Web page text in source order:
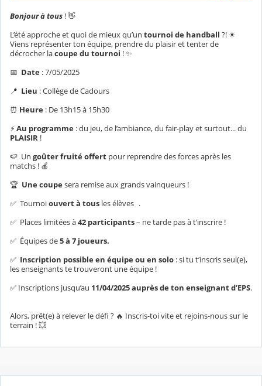
Bonjour à tous ! 👋
L’été approche et quoi de mieux qu’un tournoi de handball ?! ☀
Viens représenter ton équipe, prendre du plaisir et tenter de
décrocher lacoupe du tournoi ! ✨
📅 Date : 7/05/2025
📍 Lieu : Collège de Cadours
⏰ Heure : De 13h15 à 15h30
⚡Au programme : du jeu, de l’ambiance, du fair-play et surtout... du
PLAISIR !
🍉 Un goûter fruité offert pour reprendre des forces après les
matchs ! 🍎
🏆 Une coupesera remise aux grands vainqueurs !
✅ Tournoiouvert à tous les élèves .
✅ Places limitées à42 participants– ne tarde pas à t’inscrire !
✅ Équipes de5 à 7 joueurs.
✅ Inscription possible en équipe ou en solo : si tu t’inscris seul(e),
les enseignants te trouveront une équipe !
✅ Inscriptions jusqu’au 11/04/2025auprès de ton enseignant d’EPS.
Alors, prêt(e) à relever le défi ? 🔥 Inscris-toi vite et rejoins-nous sur le
terrain ! 💥